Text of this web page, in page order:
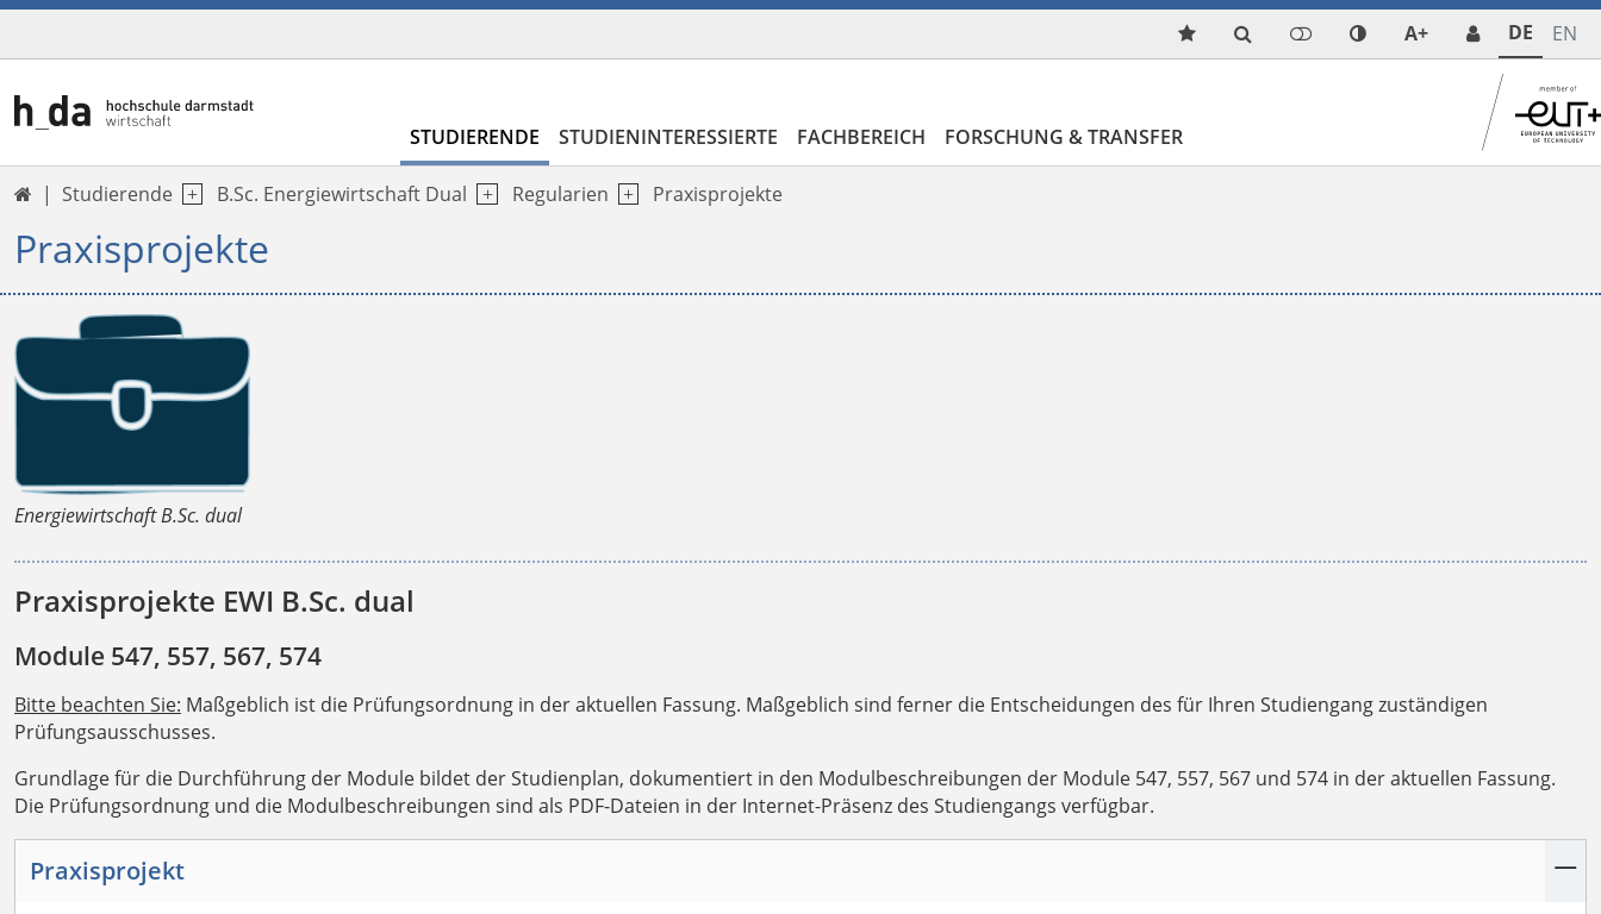
A+ DE EN
STUDIERENDE STUDIENINTERESSIERTE FACHBEREICH FORSCHUNG & TRANSFER
 Studierende B.Sc. Energiewirtschaft Dual Regularien Praxisprojekte
Praxisprojekte
Energiewirtschaft B.Sc. dual
Praxisprojekte EWI B.Sc. dual
Module 547, 557, 567, 574
Bitte beachten Sie: Maßgeblich ist die Prüfungsordnung in der aktuellen Fassung. Maßgeblich sind ferner die Entscheidungen des für Ihren Studiengang zuständigen
Prüfungsausschusses.
Grundlage für die Durchführung der Module bildet der Studienplan, dokumentiert in den Modulbeschreibungen der Module 547, 557, 567 und 574 in der aktuellen Fassung.
Die Prüfungsordnung und die Modulbeschreibungen sind als PDF-Dateien in der Internet-Präsenz des Studiengangs verfügbar.
Praxisprojekt